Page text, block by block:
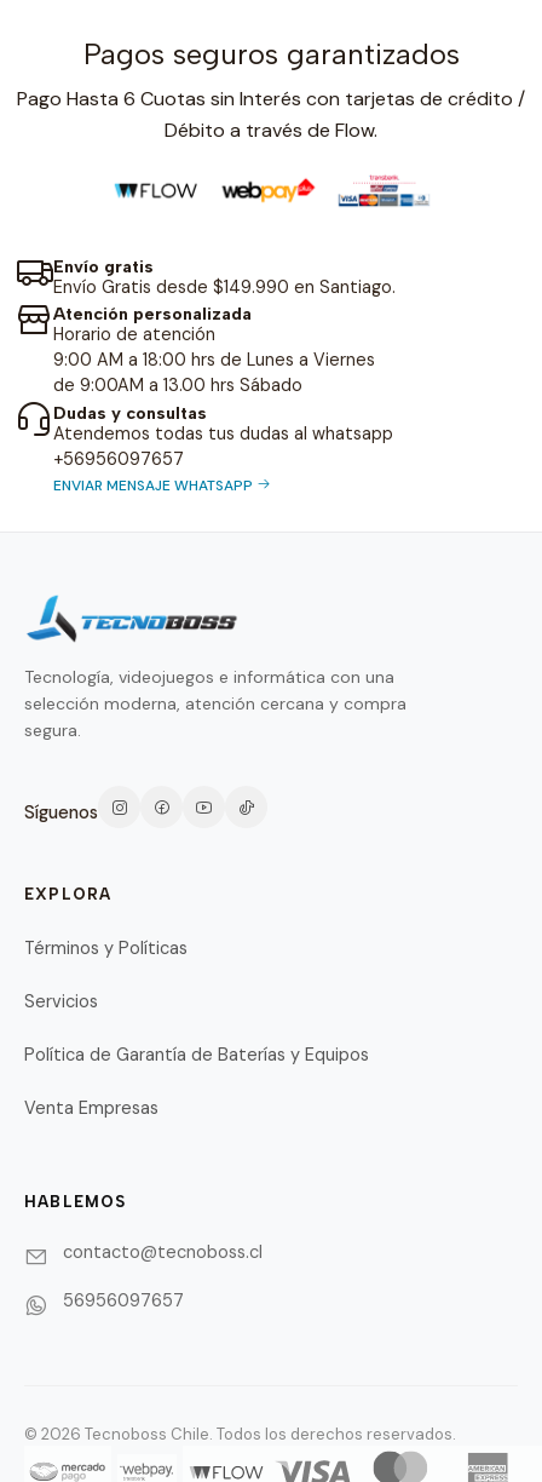
Pagos seguros garantizados
Pago Hasta 6 Cuotas sin Interés con tarjetas de crédito /
Débito a través de Flow.
Envío gratis
Envío Gratis desde $149.990 en Santiago.
Atención personalizada
Horario de atención
9:00 AM a 18:00 hrs de Lunes a Viernes
de 9:00AM a 13.00 hrs Sábado
Dudas y consultas
Atendemos todas tus dudas al whatsapp
+56956097657
ENVIAR MENSAJE WHATSAPP
Tecnología, videojuegos e informática con una
selección moderna, atención cercana y compra
segura.
Síguenos
EXPLORA
Términos y Políticas
Servicios
Política de Garantía de Baterías y Equipos
Venta Empresas
HABLEMOS
contacto@tecnoboss.cl
56956097657
© 2026 Tecnoboss Chile. Todos los derechos reservados.